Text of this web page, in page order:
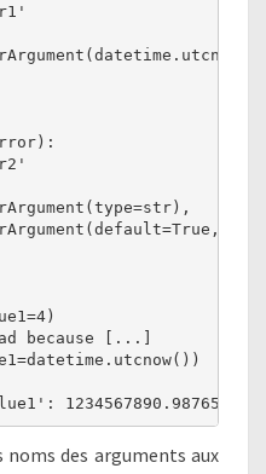
because [...]
des arguments aux